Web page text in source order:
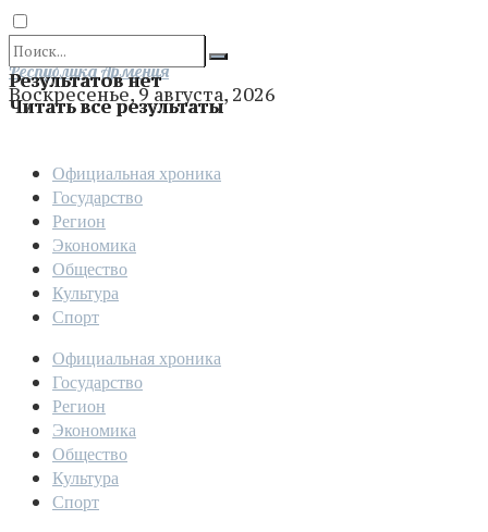
Результатов нет
Читать все результаты
Отправить
Республика Армения
Воскресенье, 9 августа, 2026
Официальная хроника
Государство
Регион
Экономика
Общество
Культура
Спорт
Официальная хроника
Государство
Регион
Экономика
Общество
Культура
Спорт